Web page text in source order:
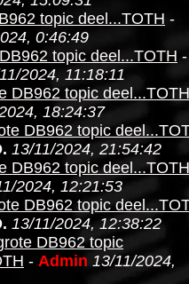
topic deel...TOTH -
0:46:49
topic deel...TOTH -
2024, 11:18:11
DB962 topic deel...TOTH
18:24:37
DB962 topic
13/11/2024, 21:54:42
DB962 topic deel...TOTH
2024, 12:21:53
DB962 topic
13/11/2024, 12:38:22
DB962 topic
- Admin 13/11/2024,